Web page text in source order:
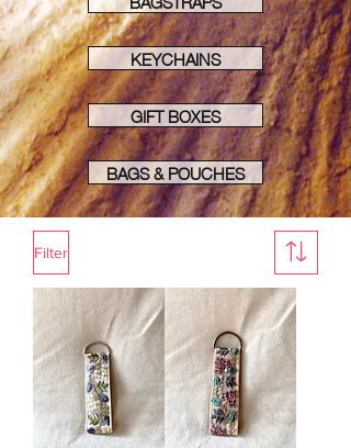
KEYCHAINS
GIFT BOXES
BAGS & POUCHES
Filter